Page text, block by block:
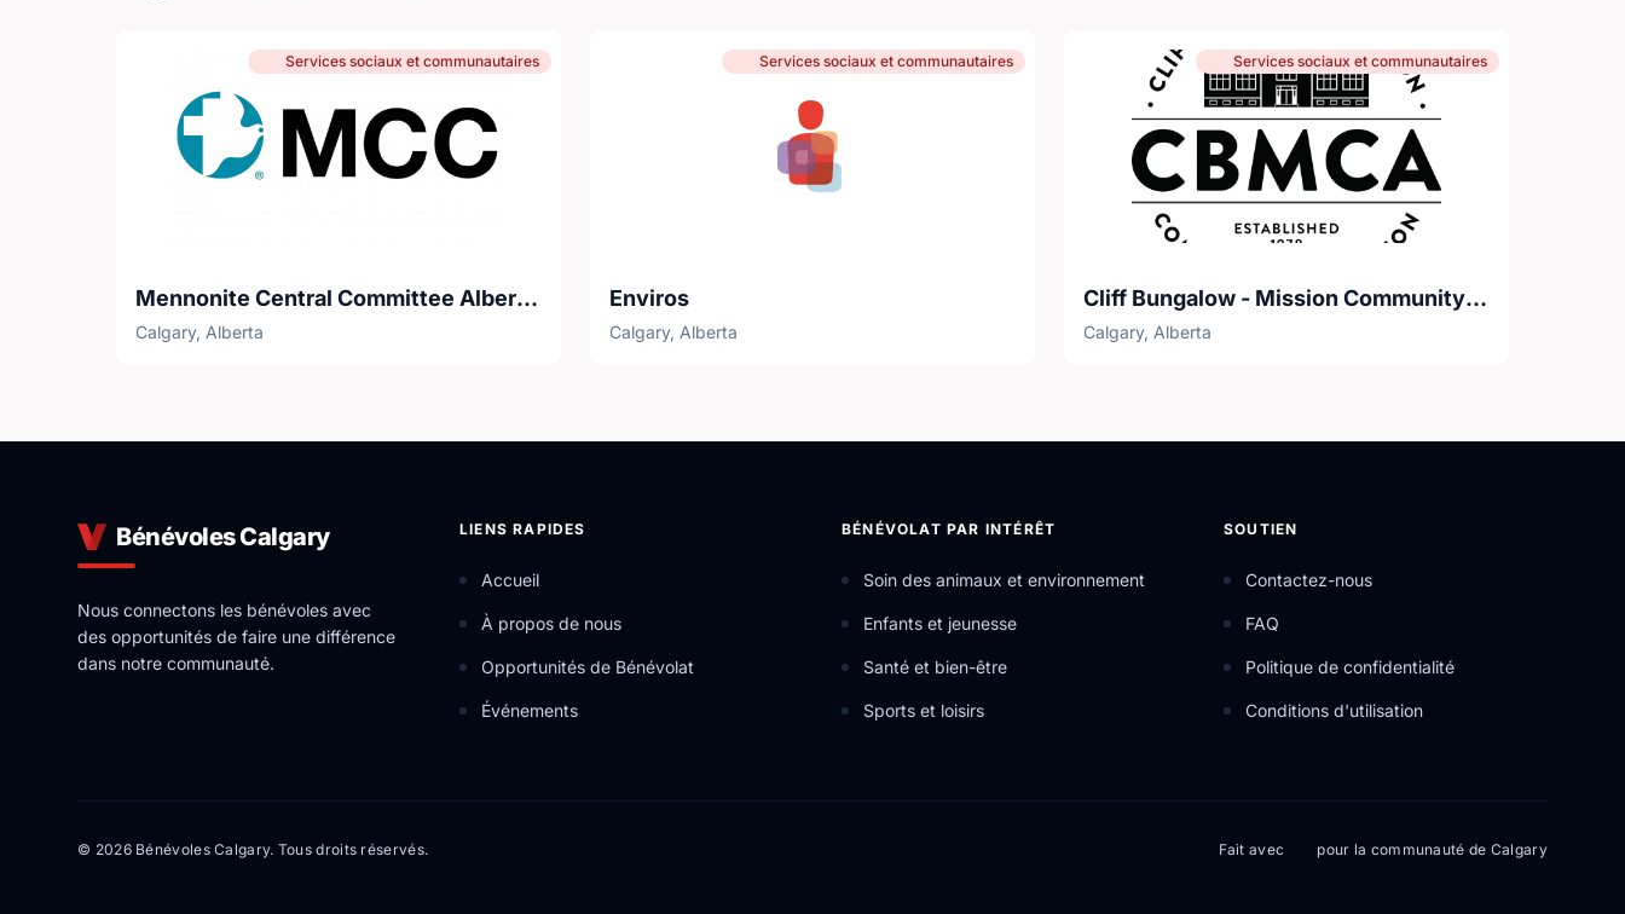
Services sociaux et communautaires
Mennonite Central Committee Alberta - Circles of Support and Accountability
Calgary, Alberta
Services sociaux et communautaires
Enviros
Calgary, Alberta
Services sociaux et communautaires
Cliff Bungalow - Mission Community Association
Calgary, Alberta
Bénévoles Calgary
Nous connectons les bénévoles avec
des opportunités de faire une différence
dans notre communauté.
LIENS RAPIDES
Accueil
À propos de nous
Opportunités de Bénévolat
Événements
BÉNÉVOLAT PAR INTÉRÊT
Soin des animaux et environnement
Enfants et jeunesse
Santé et bien-être
Sports et loisirs
SOUTIEN
Contactez-nous
FAQ
Politique de confidentialité
Conditions d'utilisation
© 2026 Bénévoles Calgary. Tous droits réservés. Fait avec pour la communauté de Calgary